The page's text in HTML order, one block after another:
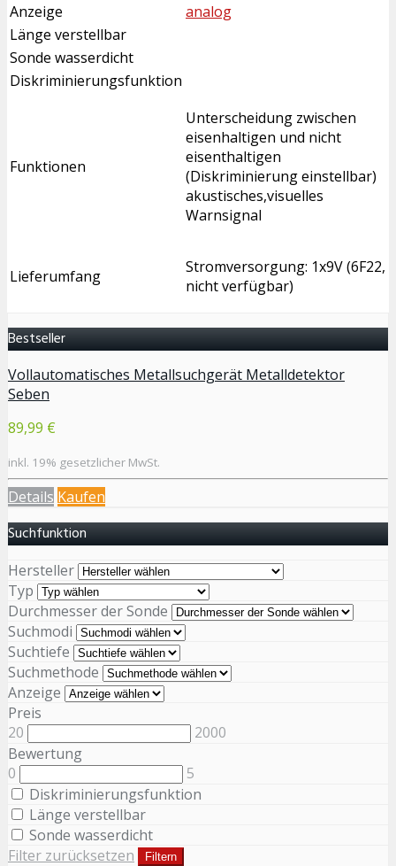
Anzeige
analog
Länge verstellbar
Sonde wasserdicht
Diskriminierungsfunktion
Funktionen
Unterscheidung zwischen
eisenhaltigen und nicht
eisenthaltigen
(Diskriminierung einstellbar)
akustisches,visuelles
Warnsignal
Lieferumfang
Stromversorgung: 1x9V (6F22,
nicht verfügbar)
Bestseller
Vollautomatisches Metallsuchgerät Metalldetektor
Seben
89,99 €
inkl. 19% gesetzlicher MwSt.
Details Kaufen
Suchfunktion
Hersteller
Typ
Durchmesser der Sonde
Suchmodi
Suchtiefe
Suchmethode
Anzeige
Preis
20
2000
Bewertung
0
5
Diskriminierungsfunktion
Länge verstellbar
Sonde wasserdicht
Filter zurücksetzen
Filtern